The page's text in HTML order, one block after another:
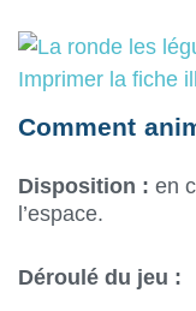
Imprimer la fiche
Comment
Disposition : en
l’espace.
Déroulé du jeu :